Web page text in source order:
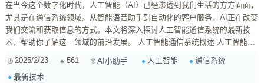
在当今这个数字化时代，人工智能（AI）已经渗透到我们生活的方方面面，
尤其是在通信系统领域。从智能语音助手到自动化的客户服务，AI正在改变
我们交流和获取信息的方式。本文将深入探讨人工智能通信系统的最新技
术，帮助你了解这一领域的前沿发展。 人工智能通信系统概述 人工智能通
信系统是指利用AI技术来处理、分析和优化通信过程的系统。这些系统能够
自动识别、理解和生成人类语言，从而实现人与机器之间的自然交互。随着
技术的不断进步，AI通信系统在语音识别、自然语言处理、情感分析等方面
2025/2/23 561 AI小助手 人工智能
通信系统
最新技术